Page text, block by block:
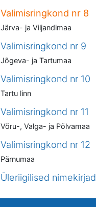
Valimisringkond nr 8
Järva- ja Viljandimaa
Valimisringkond nr 9
Jõgeva- ja Tartumaa
Valimisringkond nr 10
Tartu linn
Valimisringkond nr 11
Võru-, Valga- ja Põlvamaa
Valimisringkond nr 12
Pärnumaa
Üleriigilised nimekirjad